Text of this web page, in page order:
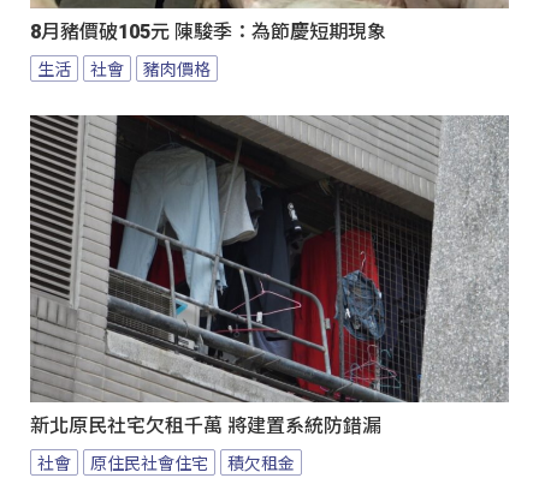
8月豬價破105元 陳駿季：為節慶短期現象
生活 社會 豬肉價格
新北原民社宅欠租千萬 將建置系統防錯漏
社會 原住民社會住宅 積欠租金